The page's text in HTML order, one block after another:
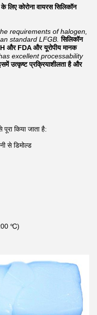
कोरोना वायरस सिलिकॉन
requirements of halogen,
standard LFGB. सिलिकॉन
और FDA और यूरोपीय मानक
excellent processability
उत्कृष्ट प्रक्रियाशीलता है और
किया जाता है:
से डिमोल्ड
℃)